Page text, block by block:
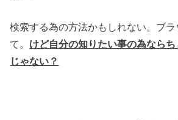
検索する為の方法かもしれない。ブ
て。 けど自分の知りたい事の為なら
じゃない？